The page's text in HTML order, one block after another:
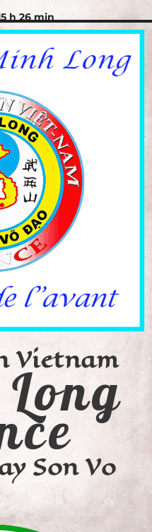
h 26 min
Vietnam
Son Vo